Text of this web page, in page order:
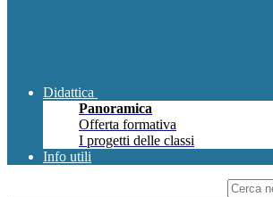
Didattica
Panoramica
Offerta formativa
I progetti delle classi
Info utili